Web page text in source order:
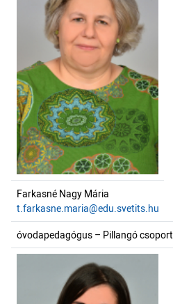
Farkasné Nagy Mária
t.farkasne.maria@edu.svetits.hu
óvodapedagógus – Pillangó csoport